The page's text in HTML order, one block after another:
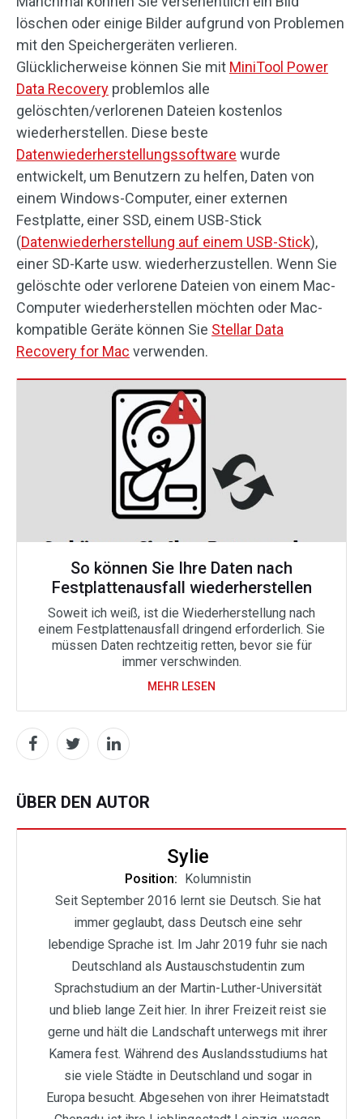
löschen oder einige Bilder aufgrund von Problemen
mit den Speichergeräten verlieren.
Glücklicherweise können Sie mit MiniTool Power
Data Recovery problemlos alle
gelöschten/verlorenen Dateien kostenlos
wiederherstellen. Diese beste
Datenwiederherstellungssoftware wurde
entwickelt, um Benutzern zu helfen, Daten von
einem Windows-Computer, einer externen
Festplatte, einer SSD, einem USB-Stick
(Datenwiederherstellung auf einem USB-Stick),
einer SD-Karte usw. wiederherzustellen. Wenn Sie
gelöschte oder verlorene Dateien von einem Mac-
Computer wiederherstellen möchten oder Mac-
kompatible Geräte können Sie Stellar Data
Recovery for Mac verwenden.
So können Sie Ihre Daten nach
Festplattenausfall wiederherstellen
Soweit ich weiß, ist die Wiederherstellung nach
einem Festplattenausfall dringend erforderlich. Sie
müssen Daten rechtzeitig retten, bevor sie für
immer verschwinden.
MEHR LESEN
ÜBER DEN AUTOR
Sylie
Position: Kolumnistin
Seit September 2016 lernt sie Deutsch. Sie hat
immer geglaubt, dass Deutsch eine sehr
lebendige Sprache ist. Im Jahr 2019 fuhr sie nach
Deutschland als Austauschstudentin zum
Sprachstudium an der Martin-Luther-Universität
und blieb lange Zeit hier. In ihrer Freizeit reist sie
gerne und hält die Landschaft unterwegs mit ihrer
Kamera fest. Während des Auslandsstudiums hat
sie viele Städte in Deutschland und sogar in
Europa besucht. Abgesehen von ihrer Heimatstadt